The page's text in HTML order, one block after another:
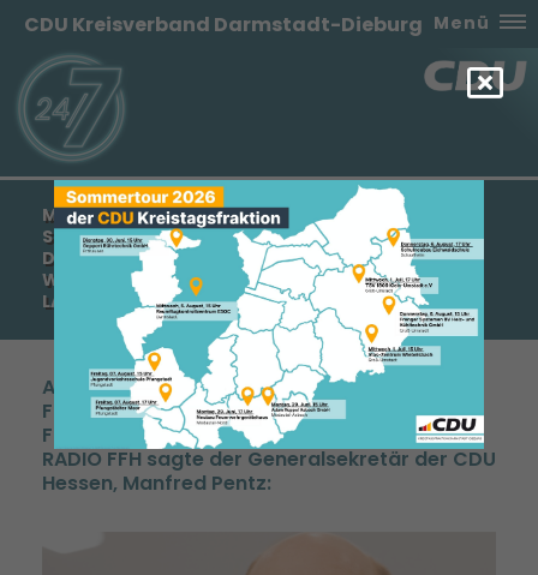
CDU Kreisverband Darmstadt-Dieburg Menü
MANFRED PENTZ: CDU IST IN HESSEN KLAR
STÄRKSTE POLITISCHE KRAFT – WIR WOLLEN BEI
DER WAHL IM OKTOBER WIEDER GENAUSO STARK
WERDEN WIE BEI DER VERGANGENEN
LANDTAGSWAHL
Anlässlich einer Umfrage der
Forschungsgruppe Wahlen im Auftrag der
Frankfurter Allgemeinen Zeitung und von HIT
RADIO FFH sagte der Generalsekretär der CDU
Hessen, Manfred Pentz: